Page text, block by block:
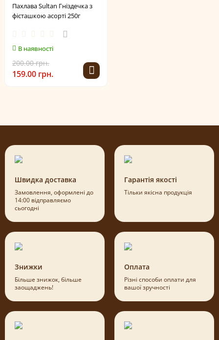
Пахлава Sultan Гніздечка з
фісташкою асорті 250г
В наявності
200.00 грн.
159.00 грн.
Швидка доставка
Замовлення, оформлені до
14:00 відправляємо
сьогодні
Гарантія якості
Тільки якісна продукція
Знижки
Більше знижок, більше
заощаджень!
Оплата
Різні способи оплати для
вашої зручності